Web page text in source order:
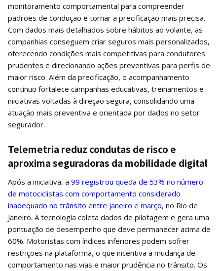
monitoramento comportamental para compreender
padrões de condução e tornar a precificação mais precisa.
Com dados mais detalhados sobre hábitos ao volante, as
companhias conseguem criar seguros mais personalizados,
oferecendo condições mais competitivas para condutores
prudentes e direcionando ações preventivas para perfis de
maior risco. Além da precificação, o acompanhamento
contínuo fortalece campanhas educativas, treinamentos e
iniciativas voltadas à direção segura, consolidando uma
atuação mais preventiva e orientada por dados no setor
segurador.
Telemetria reduz condutas de risco e
aproxima seguradoras da mobilidade digital
Após a iniciativa, a 99 registrou queda de 53% no número
de motociclistas com comportamento considerado
inadequado no trânsito entre janeiro e março, no Rio de
Janeiro. A tecnologia coleta dados de pilotagem e gera uma
pontuação de desempenho que deve permanecer acima de
60%. Motoristas com índices inferiores podem sofrer
restrições na plataforma, o que incentiva a mudança de
comportamento nas vias e maior prudência no trânsito. Os